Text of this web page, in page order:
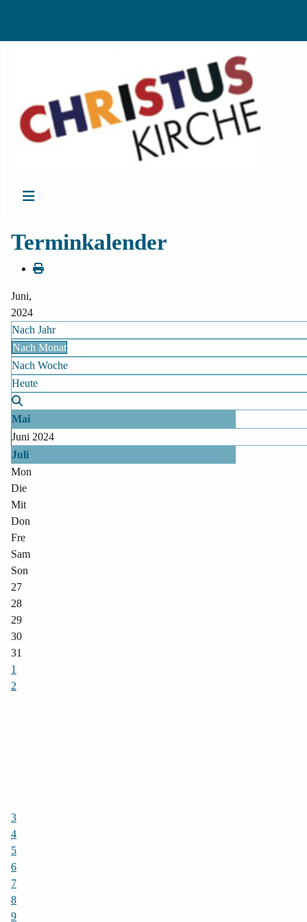
Terminkalender
Juni,
2024
Nach Jahr
Nach Monat
Nach Woche
Heute
Mai
Juni 2024
Juli
Mon
Die
Mit
Don
Fre
Sam
Son
27
28
29
30
31
1
2
3
4
5
6
7
8
9